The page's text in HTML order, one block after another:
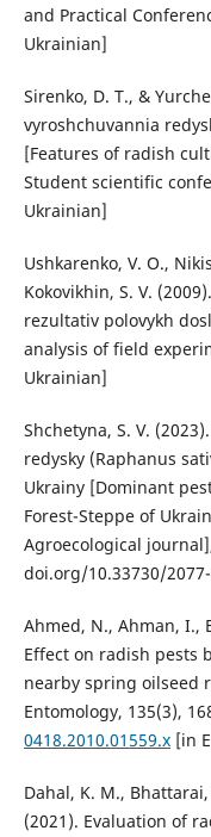
and Practical
Ukrainian]
Sirenko, D. T., &
vyroshchuvannia
[Features of radish
Student scientific
Ukrainian]
Ushkarenko, V. O.,
Kokovikhin, S. V.
rezultativ polovykh
analysis of field
Ukrainian]
Shchetyna, S. V.
redysky (Raphanus
Ukrainy [Dominant
Forest-Steppe of
Agroecological
doi.org/10.33730/
Ahmed, N., Ahman, I.,
Effect on radish pests
nearby spring oilseed
Entomology, 135(3),
0418.2010.01559.x[in
Dahal, K. M.,
(2021). Evaluation of